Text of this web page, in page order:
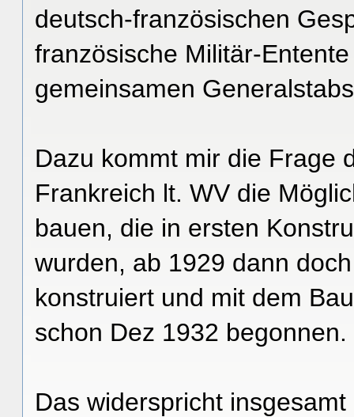
deutsch-französischen
französische Militär-
gemeinsamen
Dazu kommt mir die Frage
Frankreich lt. WV die
bauen, die in ersten
wurden, ab 1929 dann
konstruiert und mit dem
schon Dez 1932 begonnen.
Das widerspricht